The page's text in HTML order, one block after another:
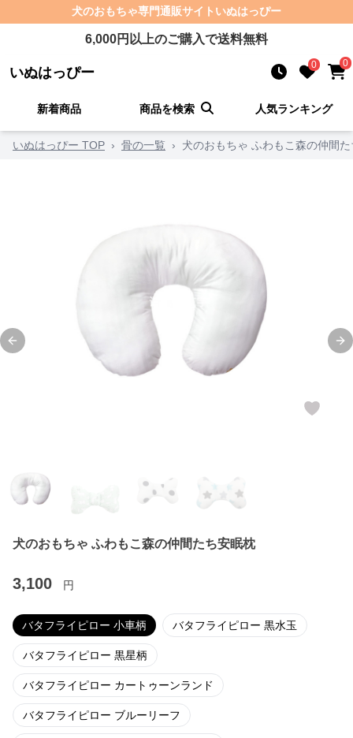
犬のおもちゃ専門通販サイト いぬはっぴー
6,000円以上のご購入で送料無料
いぬはっぴー 0 0
新着商品 商品を検索 人気ランキング
いぬはっぴー TOP › 骨の一覧 › 犬のおもちゃ ふわもこ森の仲間
Previous slide
犬のおもちゃ ふわもこ森の仲間たち安眠枕
3,100 円
バタフライピロー 小車柄 バタフライピロー 黒水玉
バタフライピロー 黒星柄
バタフライピロー カートゥーンランド
バタフライピロー ブルーリーフ